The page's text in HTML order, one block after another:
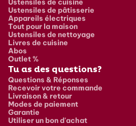
Ustensiles de cuisine
Ustensiles de pâtisserie
Appareils électriques
Tout pour la maison
Ustensiles de nettoyage
Livres de cuisine
Abos
Outlet %
Tu as des questions?
Questions & Réponses
Recevoir votre commande
Livraison & retour
Modes de paiement
Garantie
Utiliser un bon d'achat